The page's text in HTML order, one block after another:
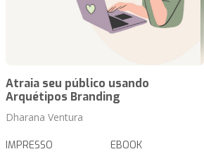
Atraia seu público usando
Arquétipos Branding
Dharana Ventura
IMPRESSO EBOOK